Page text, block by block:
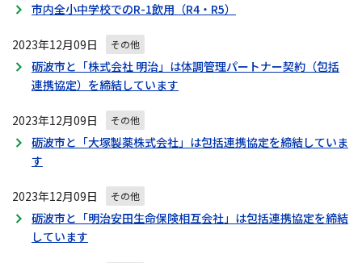
市内全小中学校でのR-1飲用（R4・R5）
2023年12月09日 その他
砺波市と「株式会社 明治」は体調管理パートナー契約（包括
連携協定）を締結しています
2023年12月09日 その他
砺波市と「大塚製薬株式会社」は包括連携協定を締結していま
す
2023年12月09日 その他
砺波市と「明治安田生命保険相互会社」は包括連携協定を締結
しています